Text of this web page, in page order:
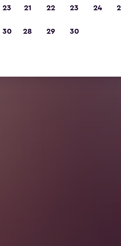
23
30
21 22 23 24
28 29 30